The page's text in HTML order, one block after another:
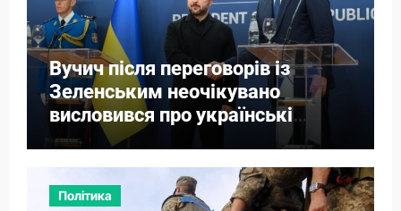
Вучич після переговорів із
Зеленським неочікувано
висловився про українські
території
Політика